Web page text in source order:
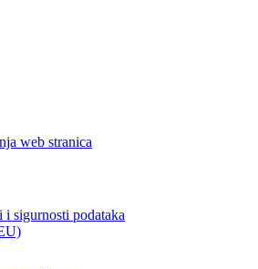
web stranica
sigurnosti podataka